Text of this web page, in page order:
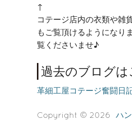
↑
コテージ店内の衣類や雑
もご覧頂けるようになり
覧くださいませ♪
過去のブログは
革細工屋コテージ奮闘日
Copyright © 2026 ハ